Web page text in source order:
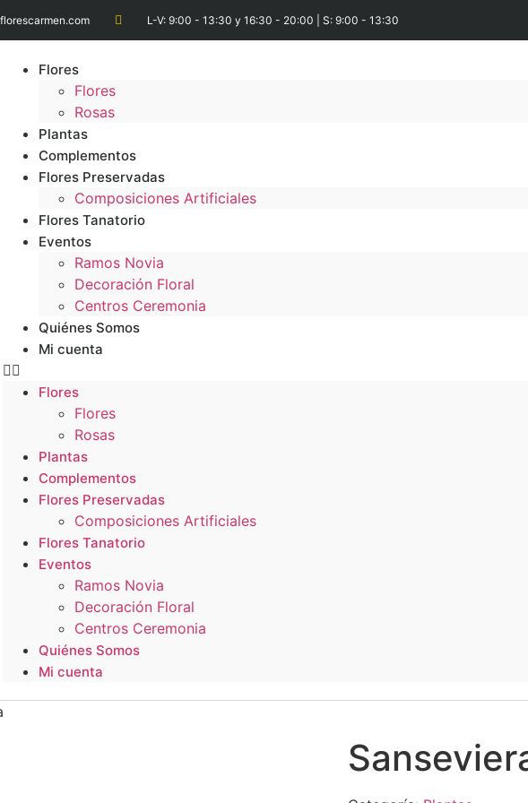
L-V: 9:00 - 13:30 y 16:30 - 20:00 | S: 9:00 - 13:30
Flores
Flores
Rosas
Plantas
Complementos
Flores Preservadas
Composiciones Artificiales
Flores Tanatorio
Eventos
Ramos Novia
Decoración Floral
Centros Ceremonia
Quiénes Somos
Mi cuenta
Flores
Flores
Rosas
Plantas
Complementos
Flores Preservadas
Composiciones Artificiales
Flores Tanatorio
Eventos
Ramos Novia
Decoración Floral
Centros Ceremonia
Quiénes Somos
Mi cuenta